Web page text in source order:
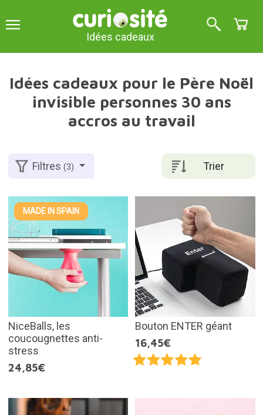
Idées cadeaux
Idées cadeaux pour le Père Noël
invisible personnes 30 ans
accros au travail
Trier
Filtres(3)
MADE IN SPAIN
NiceBalls, les
coucougnettes anti-
stress
24,85€
Bouton ENTER géant
16,45€